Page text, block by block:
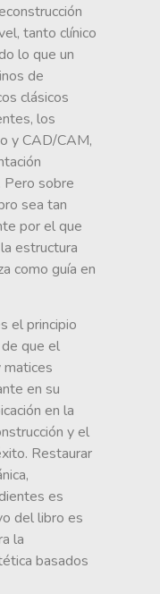
tanto clínico
lo que un
de
clásicos
los
y CAD/CAM,
Pero sobre
sea tan
por el que
estructura
como guía en
el principio
que el
en su
en la
y el
Restaurar
es
del libro es
la
basados